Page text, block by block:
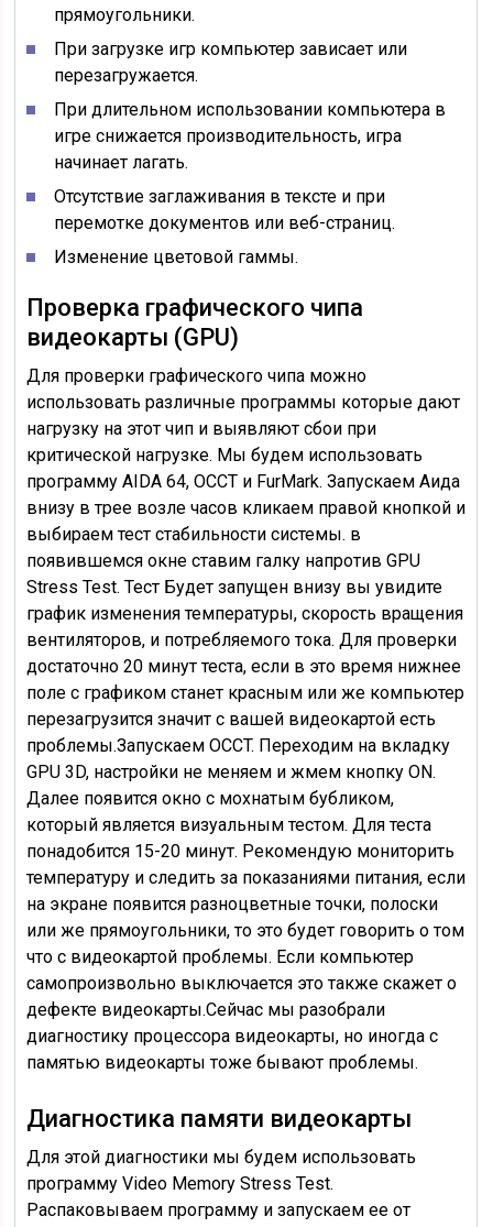
прямоугольники.
При загрузке игр компьютер зависает или
перезагружается.
При длительном использовании компьютера в
игре снижается производительность, игра
начинает лагать.
Отсутствие заглаживания в тексте и при
перемотке документов или веб-страниц.
Изменение цветовой гаммы.
Проверка графического чипа
видеокарты (GPU)
Для проверки графического чипа можно
использовать различные программы которые дают
нагрузку на этот чип и выявляют сбои при
критической нагрузке. Мы будем использовать
программу AIDA 64, OCCT и FurMark. Запускаем Аида
внизу в трее возле часов кликаем правой кнопкой и
выбираем тест стабильности системы. в
появившемся окне ставим галку напротив GPU
Stress Test. Тест Будет запущен внизу вы увидите
график изменения температуры, скорость вращения
вентиляторов, и потребляемого тока. Для проверки
достаточно 20 минут теста, если в это время нижнее
поле с графиком станет красным или же компьютер
перезагрузится значит с вашей видеокартой есть
проблемы.Запускаем OCCT. Переходим на вкладку
GPU 3D, настройки не меняем и жмем кнопку ON.
Далее появится окно с мохнатым бубликом,
который является визуальным тестом. Для теста
понадобится 15-20 минут. Рекомендую мониторить
температуру и следить за показаниями питания, если
на экране появится разноцветные точки, полоски
или же прямоугольники, то это будет говорить о том
что с видеокартой проблемы. Если компьютер
самопроизвольно выключается это также скажет о
дефекте видеокарты.Сейчас мы разобрали
диагностику процессора видеокарты, но иногда с
памятью видеокарты тоже бывают проблемы.
Диагностика памяти видеокарты
Для этой диагностики мы будем использовать
программу Video Memory Stress Test.
Распаковываем программу и запускаем ее от